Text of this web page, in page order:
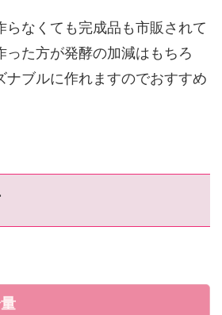
らなくても完成品も市販されて
った方が発酵の加減はもちろ
ナブルに作れますのでおすすめ